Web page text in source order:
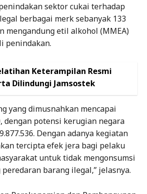
sektor cukai terhadap
berbagai merk sebanyak 133
mengandung etil alkohol (MMEA)
penindakan.
Keterampilan Resmi
Dilindungi Jamsostek
yang dimusnahkan mencapai
dengan potensi kerugian negara
Dengan adanya kegiatan
tercipta efek jera bagi pelaku
untuk tidak mengonsumsi
barang ilegal,” jelasnya.